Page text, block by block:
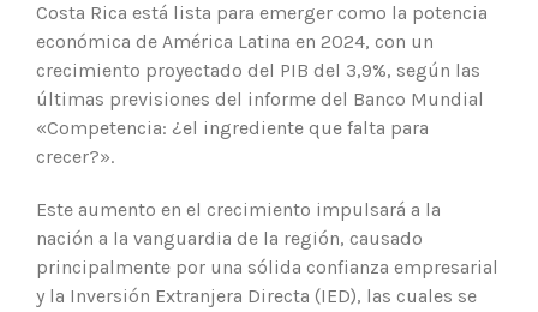
Costa Rica está lista para emerger como la potencia
económica de América Latina en 2024, con un
crecimiento proyectado del PIB del 3,9%, según las
últimas previsiones del informe del Banco Mundial
«Competencia: ¿el ingrediente que falta para
crecer?».
Este aumento en el crecimiento impulsará a la
nación a la vanguardia de la región, causado
principalmente por una sólida confianza empresarial
y la Inversión Extranjera Directa (IED), las cuales se